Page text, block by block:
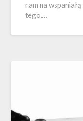
nam na
tego,…